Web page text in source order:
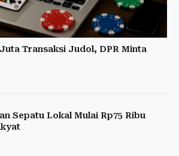
Transaksi Judol, DPR Minta
Sepatu Lokal Mulai Rp75 Ribu